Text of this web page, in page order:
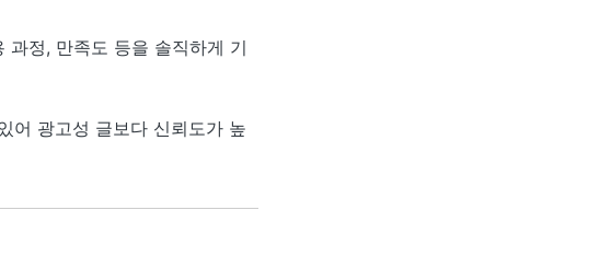
과정, 만족도 등을 솔직하게 기
어 광고성 글보다 신뢰도가 높